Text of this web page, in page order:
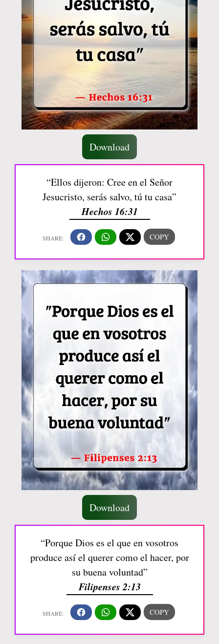
Download
“Ellos dijeron: Cree en el Señor
Jesucristo, serás salvo, tú tu casa”
Hechos 16:31
Download
“Porque Dios es el que en vosotros
produce así el querer como el hacer, por
su buena voluntad”
Filipenses 2:13